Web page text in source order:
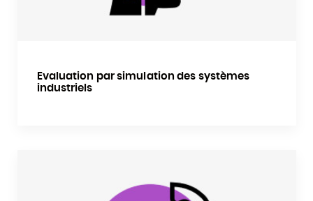
Evaluation par simulation des systèmes
industriels